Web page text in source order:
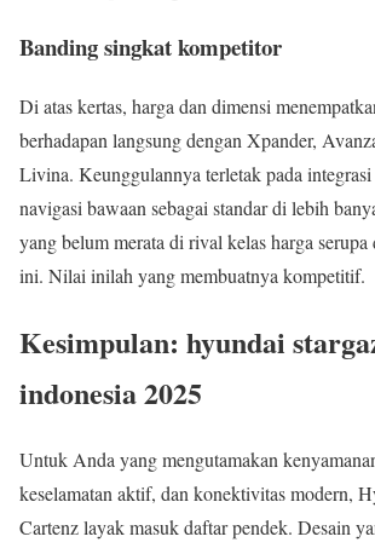
Banding singkat kompetitor
Di atas kertas, harga dan dimensi
berhadapan langsung dengan Xpander,
Livina. Keunggulannya terletak pada integrasi
navigasi bawaan sebagai standar di lebih
yang belum merata di rival kelas harga serupa
ini. Nilai inilah yang membuatnya kompetitif.
Kesimpulan: hyundai
indonesia 2025
Untuk Anda yang mengutamakan
keselamatan aktif, dan konektivitas modern,
Cartenz layak masuk daftar pendek. Desain